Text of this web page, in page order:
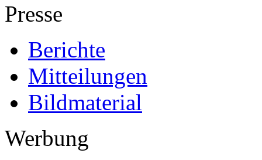
Presse
Berichte
Mitteilungen
Bildmaterial
Werbung